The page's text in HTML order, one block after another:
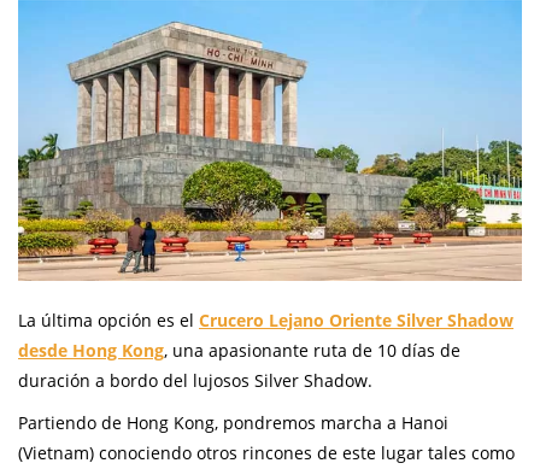
La última opción es el Crucero Lejano Oriente Silver Shadow
desde Hong Kong, una apasionante ruta de 10 días de
duración a bordo del lujosos Silver Shadow.
Partiendo de Hong Kong, pondremos marcha a Hanoi
(Vietnam) conociendo otros rincones de este lugar tales como